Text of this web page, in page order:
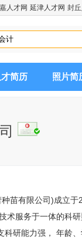
人才网 延津人才网 封
才简历 照片简
苗有限公司)成立
术服务于一体的科
科研能力强， 年龄